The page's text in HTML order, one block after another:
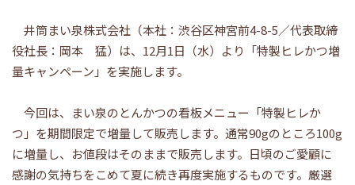
井筒まい泉株式会社（本社：渋谷区神宮前4-8-5／代表取締
役社長：岡本 猛）は、12月1日（水）より「特製ヒレかつ増
量キャンペーン」を実施します。
今回は、まい泉のとんかつの看板メニュー「特製ヒレか
つ」を期間限定で増量して販売します。通常90gのところ100g
に増量し、お値段はそのままで販売します。日頃のご愛顧に
感謝の気持ちをこめて夏に続き再度実施するものです。厳選